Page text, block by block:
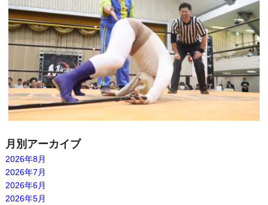
月別アーカイブ
2026年8月
2026年7月
2026年6月
2026年5月